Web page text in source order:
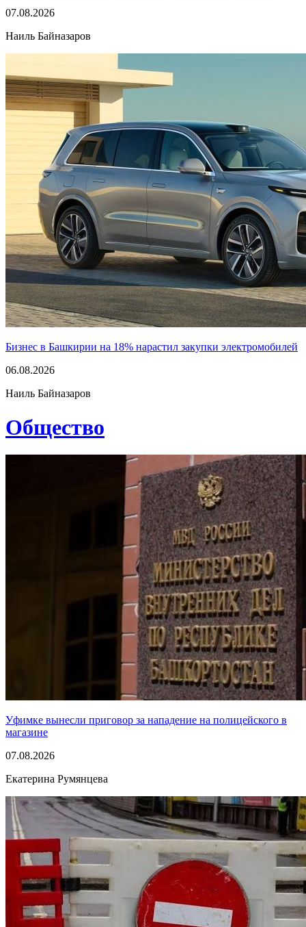
07.08.2026
Наиль Байназаров
Бизнес в Башкирии на 18% нарастил закупки электромобилей
06.08.2026
Наиль Байназаров
Общество
Уфимке вынесли приговор за нападение на полицейского в
магазине
07.08.2026
Екатерина Румянцева